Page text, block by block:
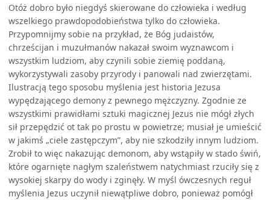
Otóż dobro było niegdyś skierowane do człowieka i według
wszelkiego prawdopodobieństwa tylko do człowieka.
Przypomnijmy sobie na przykład, że Bóg judaistów,
chrześcijan i muzułmanów nakazał swoim wyznawcom i
wszystkim ludziom, aby czynili sobie ziemię poddaną,
wykorzystywali zasoby przyrody i panowali nad zwierzętami.
Ilustracją tego sposobu myślenia jest historia Jezusa
wypędzającego demony z pewnego mężczyzny. Zgodnie ze
wszystkimi prawidłami sztuki magicznej Jezus nie mógł złych
sił przepędzić ot tak po prostu w powietrze; musiał je umieścić
w jakimś „ciele zastępczym”, aby nie szkodziły innym ludziom.
Zrobił to więc nakazując demonom, aby wstąpiły w stado świń,
które ogarnięte nagłym szaleństwem natychmiast rzuciły się z
wysokiej skarpy do wody i zginęły. W myśl ówczesnych reguł
myślenia Jezus uczynił niewątpliwe dobro, ponieważ pomógł